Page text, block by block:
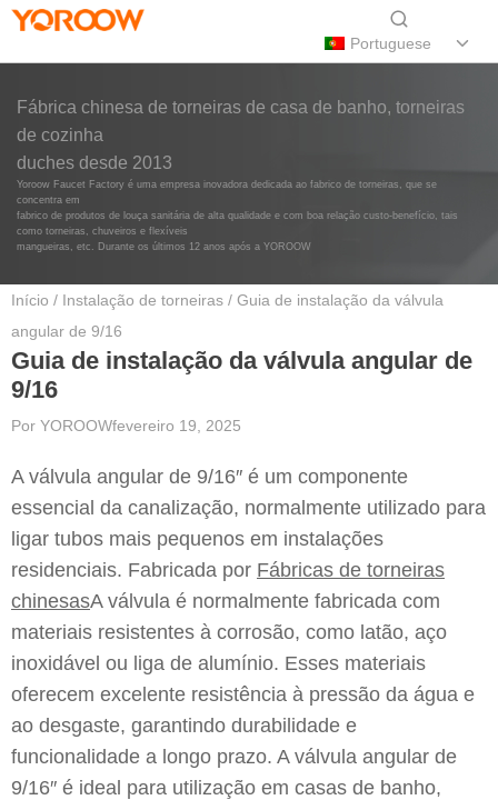
Portuguese
Fábrica chinesa de torneiras de casa de banho, torneiras
de cozinha
duches desde 2013
Yoroow Faucet Factory é uma empresa inovadora dedicada ao fabrico de torneiras, que se
concentra em
fabrico de produtos de louça sanitária de alta qualidade e com boa relação custo-benefício, tais
como torneiras, chuveiros e flexíveis
mangueiras, etc. Durante os últimos 12 anos após a YOROOW
Início / Instalação de torneiras / Guia de instalação da válvula
angular de 9/16
Guia de instalação da válvula angular de
9/16
Por YOROOWfevereiro 19, 2025
A válvula angular de 9/16″ é um componente
essencial da canalização, normalmente utilizado para
ligar tubos mais pequenos em instalações
residenciais. Fabricada por Fábricas de torneiras
chinesasA válvula é normalmente fabricada com
materiais resistentes à corrosão, como latão, aço
inoxidável ou liga de alumínio. Esses materiais
oferecem excelente resistência à pressão da água e
ao desgaste, garantindo durabilidade e
funcionalidade a longo prazo. A válvula angular de
9/16″ é ideal para utilização em casas de banho,